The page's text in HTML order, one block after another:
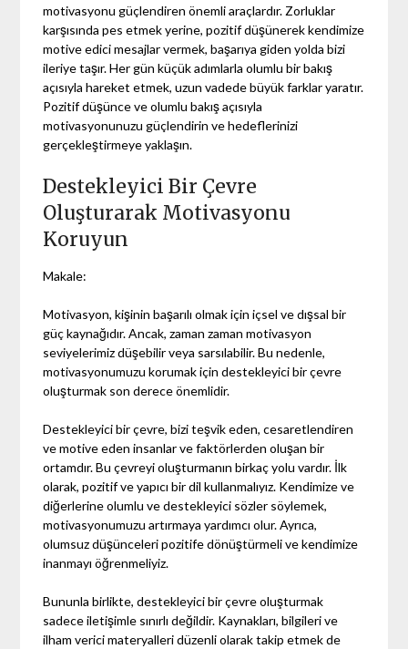
motivasyonu güçlendiren önemli araçlardır. Zorluklar
karşısında pes etmek yerine, pozitif düşünerek kendimize
motive edici mesajlar vermek, başarıya giden yolda bizi
ileriye taşır. Her gün küçük adımlarla olumlu bir bakış
açısıyla hareket etmek, uzun vadede büyük farklar yaratır.
Pozitif düşünce ve olumlu bakış açısıyla
motivasyonunuzu güçlendirin ve hedeflerinizi
gerçekleştirmeye yaklaşın.
Destekleyici Bir Çevre
Oluşturarak Motivasyonu
Koruyun
Makale:
Motivasyon, kişinin başarılı olmak için içsel ve dışsal bir
güç kaynağıdır. Ancak, zaman zaman motivasyon
seviyelerimiz düşebilir veya sarsılabilir. Bu nedenle,
motivasyonumuzu korumak için destekleyici bir çevre
oluşturmak son derece önemlidir.
Destekleyici bir çevre, bizi teşvik eden, cesaretlendiren
ve motive eden insanlar ve faktörlerden oluşan bir
ortamdır. Bu çevreyi oluşturmanın birkaç yolu vardır. İlk
olarak, pozitif ve yapıcı bir dil kullanmalıyız. Kendimize ve
diğerlerine olumlu ve destekleyici sözler söylemek,
motivasyonumuzu artırmaya yardımcı olur. Ayrıca,
olumsuz düşünceleri pozitife dönüştürmeli ve kendimize
inanmayı öğrenmeliyiz.
Bununla birlikte, destekleyici bir çevre oluşturmak
sadece iletişimle sınırlı değildir. Kaynakları, bilgileri ve
ilham verici materyalleri düzenli olarak takip etmek de